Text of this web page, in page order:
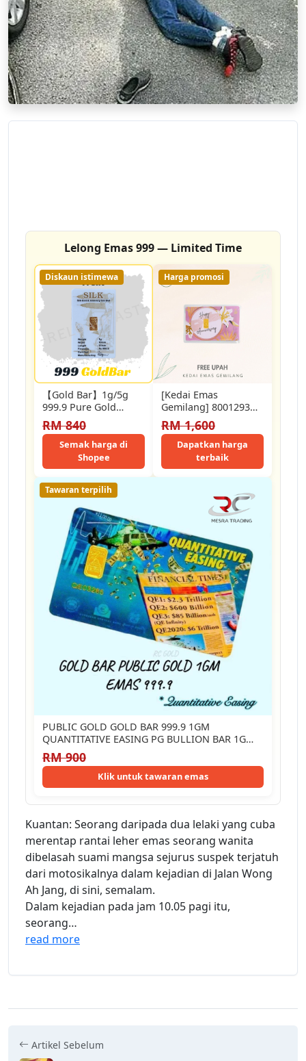
Lelong Emas 999 — Limited Time
Diskaun istimewa
【Gold Bar】1g/5g
999.9 Pure Gold
Investment
Collectible Gift
RM 840
Semak harga di
Shopee
Harga promosi
[Kedai Emas
Gemilang] 8001293
Tamu Gold 1G
(Ohe0286) Gold Bar
(1.5Cm) (1G)…
RM 1,600
Dapatkan harga
terbaik
Tawaran terpilih
PUBLIC GOLD GOLD BAR 999.9 1GM
QUANTITATIVE EASING PG BULLION BAR 1G…
RM 900
Klik untuk tawaran emas
Kuantan: Seorang daripada dua lelaki yang cuba
merentap rantai leher emas seorang wanita
dibelasah suami mangsa sejurus suspek terjatuh
dari motosikalnya dalam kejadian di Jalan Wong
Ah Jang, di sini, semalam.
Dalam kejadian pada jam 10.05 pagi itu,
seorang…
read more
Artikel Sebelum